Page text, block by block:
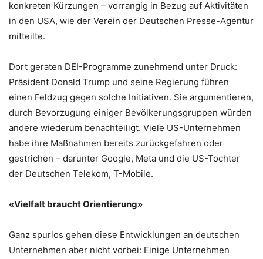
konkreten Kürzungen – vorrangig in Bezug auf Aktivitäten
in den USA, wie der Verein der Deutschen Presse-Agentur
mitteilte.
Dort geraten DEI-Programme zunehmend unter Druck:
Präsident Donald Trump und seine Regierung führen
einen Feldzug gegen solche Initiativen. Sie argumentieren,
durch Bevorzugung einiger Bevölkerungsgruppen würden
andere wiederum benachteiligt. Viele US-Unternehmen
habe ihre Maßnahmen bereits zurückgefahren oder
gestrichen – darunter Google, Meta und die US-Tochter
der Deutschen Telekom, T-Mobile.
«Vielfalt braucht Orientierung»
Ganz spurlos gehen diese Entwicklungen an deutschen
Unternehmen aber nicht vorbei: Einige Unternehmen